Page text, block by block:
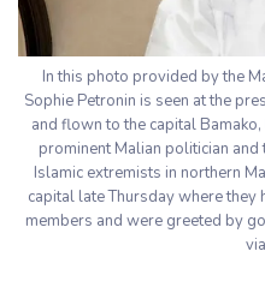
In this photo provided by the
Sophie Petronin is seen at the
and flown to the capital
prominent Malian politician
Islamic extremists in northern
capital late Thursday where
members and were greeted by